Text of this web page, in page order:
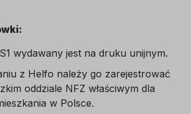
wydawany jest na druku unijnym.
z Helfo należy go zarejestrować
oddziale NFZ właściwym dla
w Polsce.